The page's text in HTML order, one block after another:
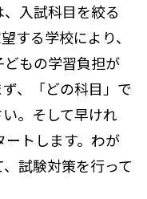
入試科目を絞る
する学校により、
もの学習負担が
、「どの科目」で
。そして早けれ
トします。わが
試験対策を行って